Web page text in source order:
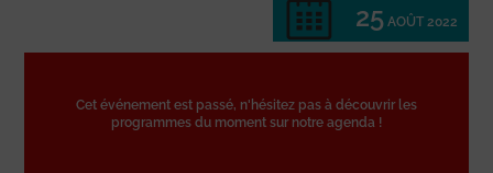
25 AOÛT 2022
Cet événement est passé, n'hésitez pas à découvrir les
programmes du moment sur notre agenda !